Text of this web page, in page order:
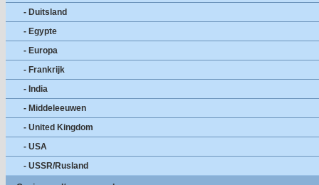
- Duitsland
- Egypte
- Europa
- Frankrijk
- India
- Middeleeuwen
- United Kingdom
- USA
- USSR/Rusland